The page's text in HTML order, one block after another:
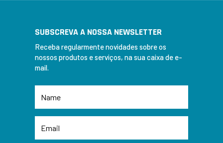
SUBSCREVA A NOSSA NEWSLETTER
Receba regularmente novidades sobre os
nossos produtos e serviços, na sua caixa de e-
mail.